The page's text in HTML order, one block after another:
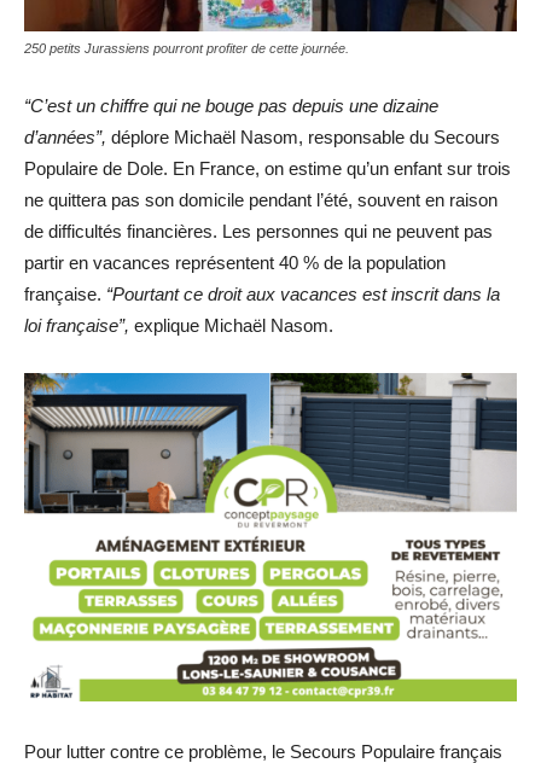
250 petits Jurassiens pourront profiter de cette journée.
“C’est un chiffre qui ne bouge pas depuis une dizaine
d’années”, déplore Michaël Nasom, responsable du Secours
Populaire de Dole. En France, on estime qu’un enfant sur trois
ne quittera pas son domicile pendant l’été, souvent en raison
de difficultés financières. Les personnes qui ne peuvent pas
partir en vacances représentent 40 % de la population
française. “Pourtant ce droit aux vacances est inscrit dans la
loi française”, explique Michaël Nasom.
Pour lutter contre ce problème, le Secours Populaire français